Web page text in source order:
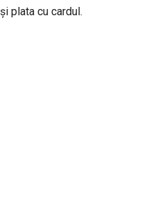
plata cu cardul.